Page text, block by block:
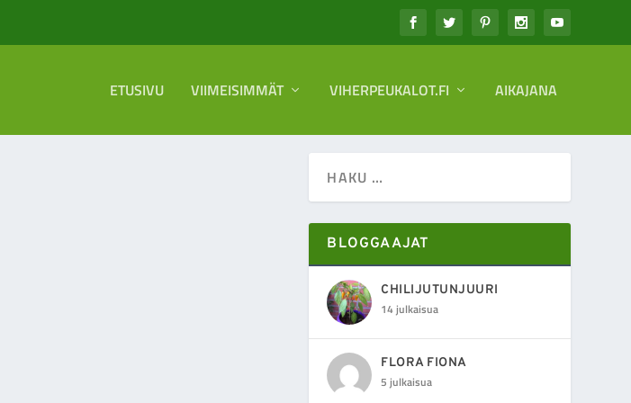
ETUSIVU VIIMEISIMMÄT VIHERPEUKALOT.FI AIKAJANA
BLOGGAAJAT
CHILIJUTUNJUURI
14 julkaisua
FLORA FIONA
5 julkaisua